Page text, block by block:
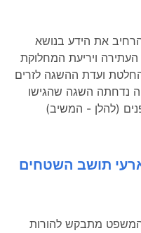
את הידע בנושא
ארעי: מבוא - העתירה ויריעת המחלוקת
ועדת ההשגה לזרים
מיום 29.11.09, לפיה נדחתה השגה שהגישו
(להלן - המשיב)
תושב השטחים
מתבקש להורות